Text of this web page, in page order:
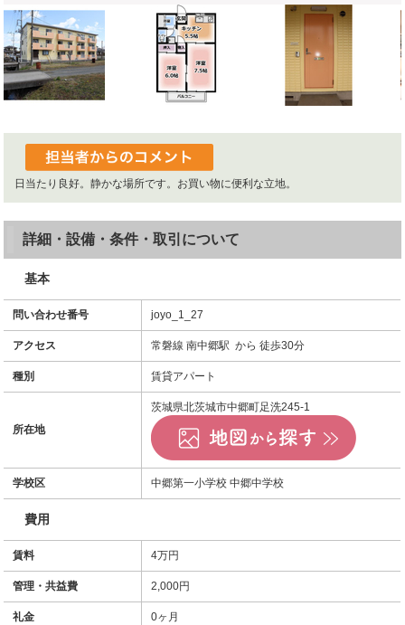
日当たり良好。静かな場所です。お買い物に便利な立地。
詳細・設備・条件・取引について
基本
問い合わせ番号 joyo_1_27
アクセス 常磐線 南中郷駅 から 徒歩30分
種別 賃貸アパート
所在地
茨城県北茨城市中郷町足洗245-1
学校区 中郷第一小学校 中郷中学校
費用
賃料 4万円
管理・共益費 2,000円
礼金 0ヶ月